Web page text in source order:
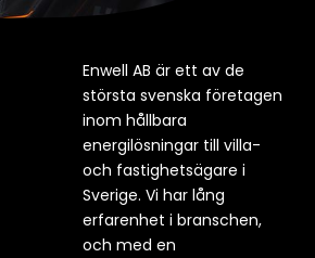
Enwell AB är ett av de
största svenska företagen
inom hållbara
energilösningar till villa-
och fastighetsägare i
Sverige. Vi har lång
erfarenhet i branschen,
och med en